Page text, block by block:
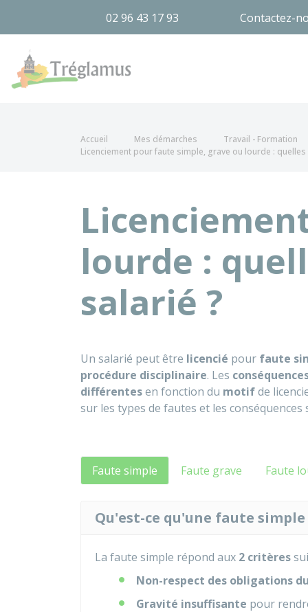
02 96 43 17 93 Contactez-
Accueil Mes démarches Travail - Formation
Licenciement pour faute simple, grave ou lourde :
lourde :
salarié ?
Un salarié peut être licencié pour faute
procédure disciplinaire. Les
différentesen fonction du motifde
sur les types de fautes et les
Faute simple Faute grave Faute
Qu'est-ce qu'une faute simple
La faute simple répond aux 2 critères
Non-respect des obligations
Gravité insuffisante pour